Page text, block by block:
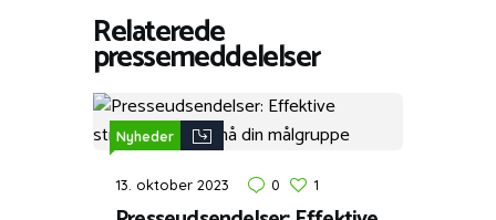
Relaterede
pressemeddelelser
Nyheder
13. oktober 2023 0 1